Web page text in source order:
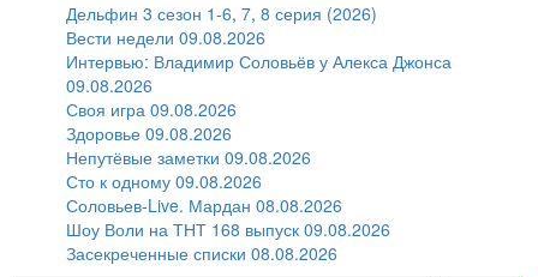
Дельфин 3 сезон 1-6, 7, 8 серия (2026)
Вести недели 09.08.2026
Интервью: Владимир Соловьёв у Алекса Джонса
09.08.2026
Своя игра 09.08.2026
Здоровье 09.08.2026
Непутёвые заметки 09.08.2026
Сто к одному 09.08.2026
Соловьев-Live. Мардан 08.08.2026
Шоу Воли на ТНТ 168 выпуск 09.08.2026
Засекреченные списки 08.08.2026